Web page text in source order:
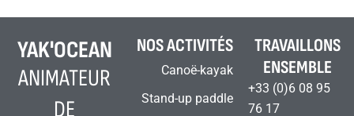
YAK'OCEAN
ANIMATEUR
DE
NOS ACTIVITÉS
Canoë-kayak
Stand-up paddle
TRAVAILLONS
ENSEMBLE
+33 (0)6 08 95
76 17